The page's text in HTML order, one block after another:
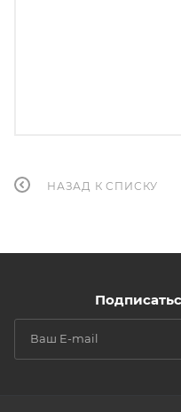
НАЗАД К СПИСКУ